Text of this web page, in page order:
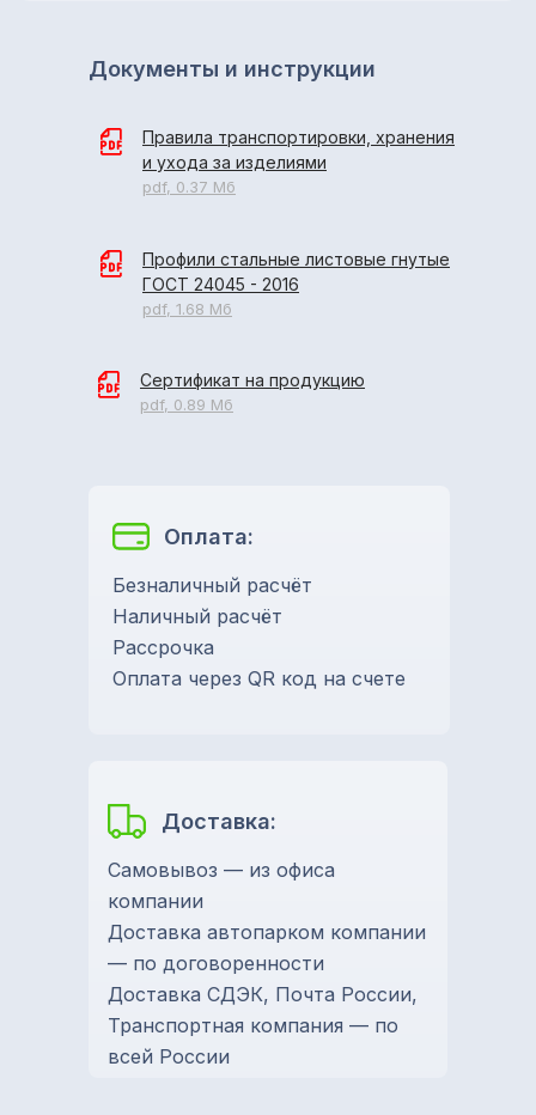
Правила транспортировки, хранения
и ухода за изделиями
pdf, 0.37 Мб
Профили стальные листовые гнутые
ГОСТ 24045 - 2016
pdf, 1.68 Мб
Сертификат на продукцию
pdf, 0.89 Мб
Документы и инструкции
Доставка:
Самовывоз — из офиса
компании
Доставка автопарком компании
— по договоренности
Доставка СДЭК, Почта России,
Транспортная компания — по
всей России
Оплата:
Безналичный расчёт
Наличный расчёт
Рассрочка
Оплата через QR код на счете